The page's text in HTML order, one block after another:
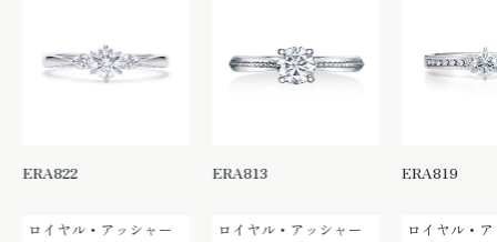
ERA822
ロイヤル・アッシャー
ERA813
ロイヤル・アッシャー
ERA819
ロイヤル・